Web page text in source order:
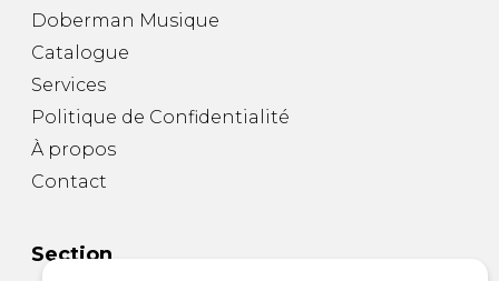
Doberman Musique
Catalogue
Services
Politique de Confidentialité
À propos
Contact
Section